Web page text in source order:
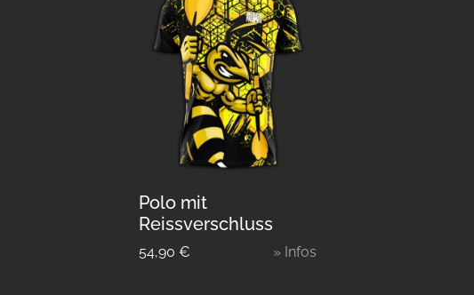
Polo mit
Reissverschluss
54,90 € » Infos